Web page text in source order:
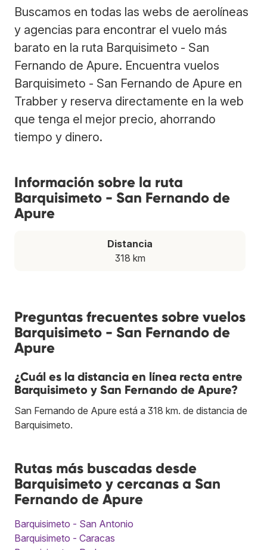
Buscamos en todas las webs de aerolíneas
y agencias para encontrar el vuelo más
barato en la ruta Barquisimeto - San
Fernando de Apure. Encuentra vuelos
Barquisimeto - San Fernando de Apure en
Trabber y reserva directamente en la web
que tenga el mejor precio, ahorrando
tiempo y dinero.
Información sobre la ruta
Barquisimeto - San Fernando de
Apure
Distancia
318 km
Preguntas frecuentes sobre vuelos
Barquisimeto - San Fernando de
Apure
¿Cuál es la distancia en línea recta entre
Barquisimeto y San Fernando de Apure?
San Fernando de Apure está a 318 km. de distancia de
Barquisimeto.
Rutas más buscadas desde
Barquisimeto y cercanas a San
Fernando de Apure
Barquisimeto - San Antonio
Barquisimeto - Caracas